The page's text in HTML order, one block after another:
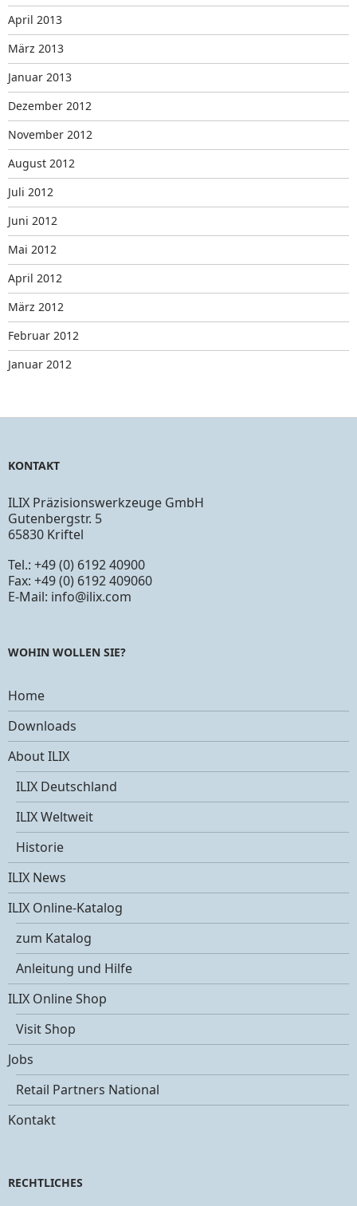
April 2013
März 2013
Januar 2013
Dezember 2012
November 2012
August 2012
Juli 2012
Juni 2012
Mai 2012
April 2012
März 2012
Februar 2012
Januar 2012
KONTAKT
ILIX Präzisionswerkzeuge GmbH
Gutenbergstr. 5
65830 Kriftel
Tel.: +49 (0) 6192 40900
Fax: +49 (0) 6192 409060
E-Mail: info@ilix.com
WOHIN WOLLEN SIE?
Home
Downloads
About ILIX
ILIX Deutschland
ILIX Weltweit
Historie
ILIX News
ILIX Online-Katalog
zum Katalog
Anleitung und Hilfe
ILIX Online Shop
Visit Shop
Jobs
Retail Partners National
Kontakt
RECHTLICHES